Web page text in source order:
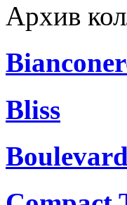
Архив
Bliss
Boulevard